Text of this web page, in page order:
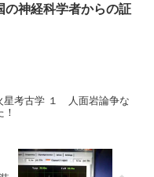
の神経科学者からの証
考古学 １ 人面岩論争な